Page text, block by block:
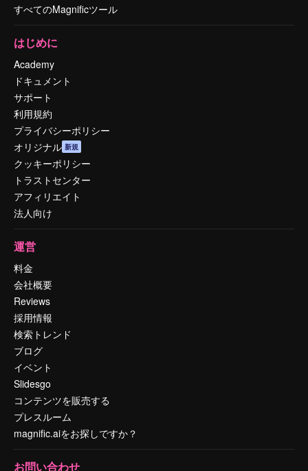
すべてのMagnificツール
はじめに
Academy
ドキュメント
サポート
利用規約
プライバシーポリシー
オリジナル 新規
クッキーポリシー
トラストセンター
アフィリエイト
法人向け
運営
料金
会社概要
Reviews
採用情報
検索トレンド
ブログ
イベント
Slidesgo
コンテンツを販売する
プレスルーム
magnific.aiをお探しですか？
お問い合わせ